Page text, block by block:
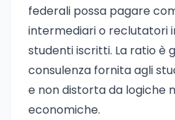
federali possa pagare
intermediari o reclutatori
studenti iscritti. La ratio è
consulenza fornita agli
e non distorta da logiche
economiche.